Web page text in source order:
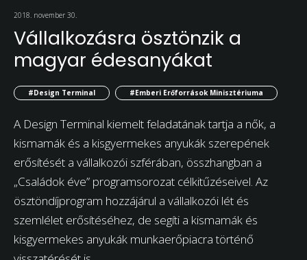
2018. november 30.
Vállalkozásra ösztönzik a
magyar édesanyákat
#Design Terminal #Emberi Erőforrások Minisztériuma
A Design Terminal kiemelt feladatának tartja a nők, a
kismamák és a kisgyermekes anyukák szerepének
erősítését a vállalkozói szférában, összhangban a
„Családok éve” programsorozat célkitűzéseivel. Az
ösztöndíjprogram hozzájárul a vállalkozói lét és
szemlélet erősítéséhez, de segíti a kismamák és
kisgyermekes anyukák munkaerőpiacra történő